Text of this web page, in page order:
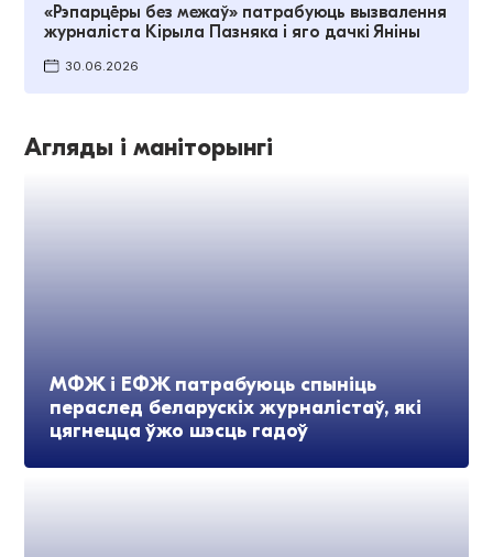
«Рэпарцёры без межаў» патрабуюць вызвалення
журналіста Кірыла Пазняка і яго дачкі Яніны
30.06.2026
Агляды і маніторынгі
МФЖ і ЕФЖ патрабуюць спыніць
пераслед беларускіх журналістаў, які
цягнецца ўжо шэсць гадоў